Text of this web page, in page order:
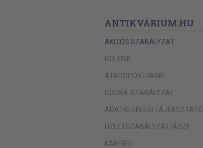
ANTIKVÁRIUM.HU
AKCIÓS SZABÁLYZAT
RÓLUNK
ÁTADÓPONTJAINK
COOKIE SZABÁLYZAT
ADATKEZELÉSI TÁJÉKOZTATÓ
ÜZLETSZABÁLYZAT/ÁSZF
KARRIER